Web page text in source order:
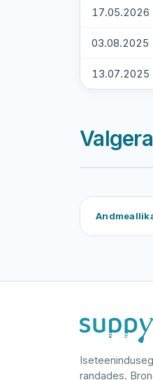
17.05.2026
03.08.2025
13.07.2025
randades.